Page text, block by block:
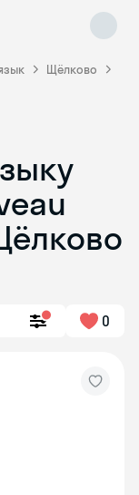
Щёлково
0